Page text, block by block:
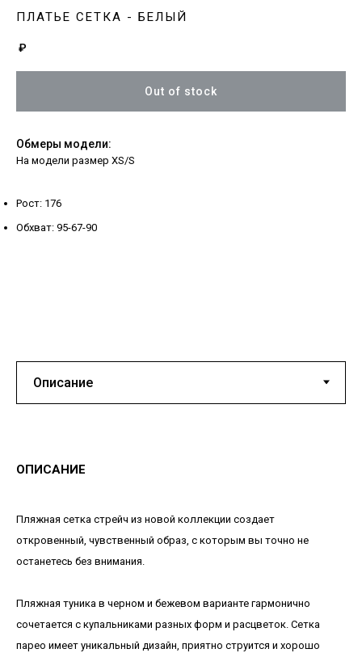
ПЛАТЬЕ СЕТКА - БЕЛЫЙ
₽
Out of stock
Обмеры модели:
На модели размер XS/S
Рост: 176
Обхват: 95-67-90
ОПИСАНИЕ
Пляжная сетка стрейч из новой коллекции создает
откровенный, чувственный образ, с которым вы точно не
останетесь без внимания.
Пляжная туника в черном и бежевом варианте гармонично
сочетается с купальниками разных форм и расцветок. Сетка
парео имеет уникальный дизайн, приятно струится и хорошо